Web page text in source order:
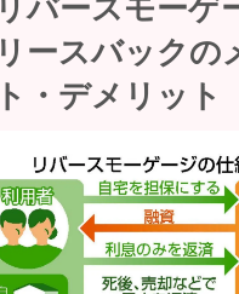
リバースモーゲ
リースバックの
ト・デメリット